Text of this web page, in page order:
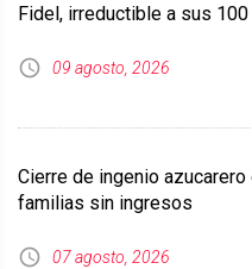
Fidel, irreductible a sus 100
09 agosto, 2026
Cierre de ingenio
familias sin ingresos
07 agosto, 2026